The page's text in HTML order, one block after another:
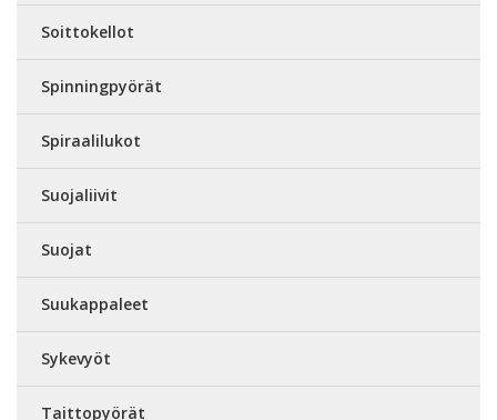
Soittokellot
Spinningpyörät
Spiraalilukot
Suojaliivit
Suojat
Suukappaleet
Sykevyöt
Taittopyörät